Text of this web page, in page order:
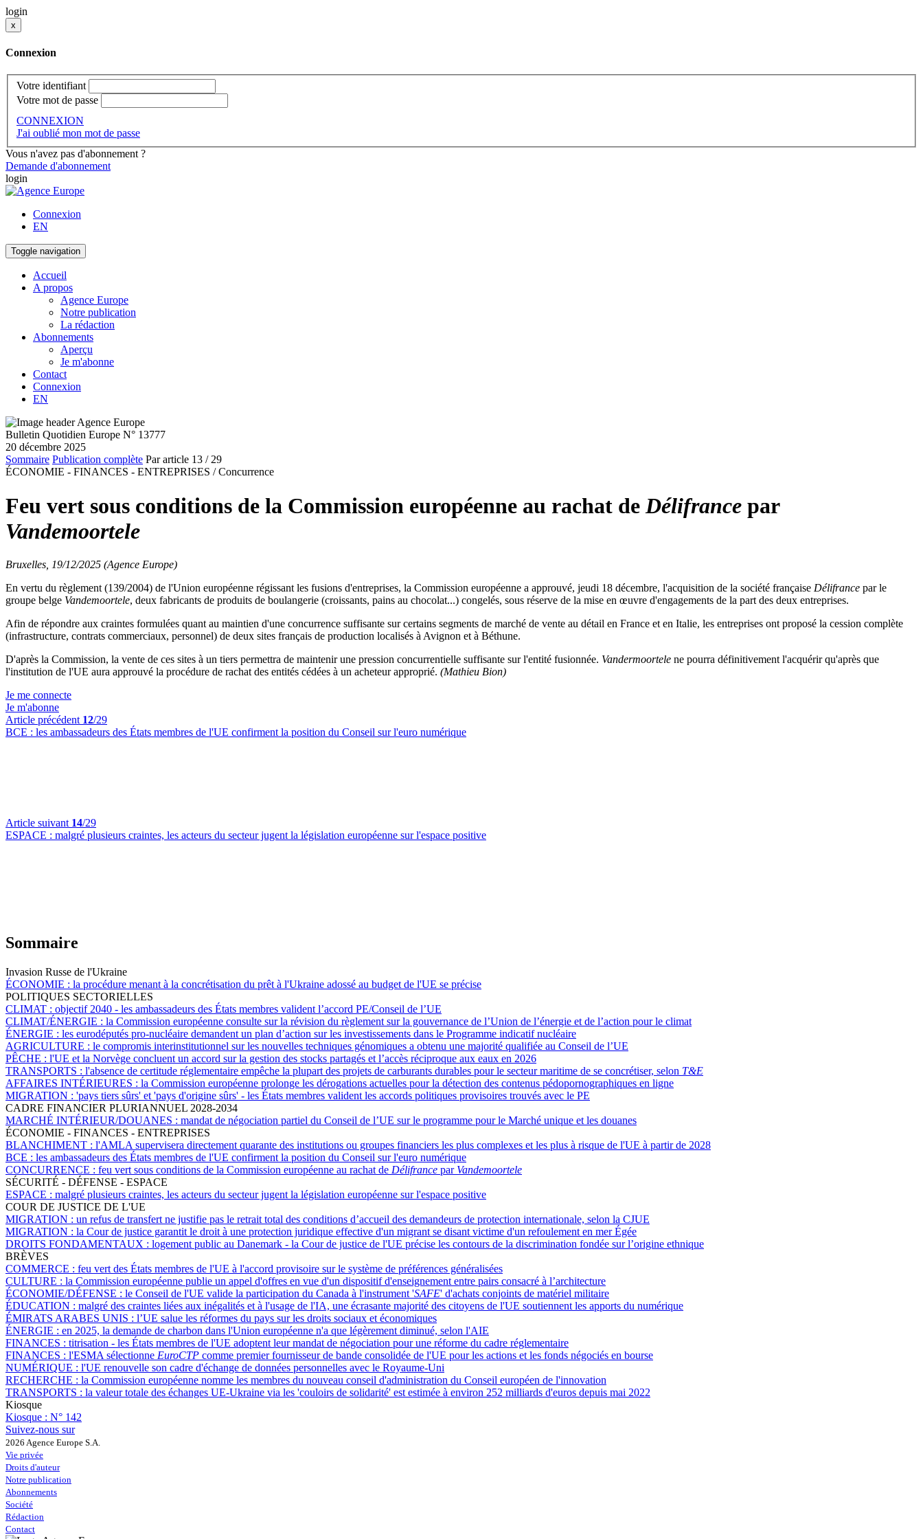
login
x
Connexion
Votre identifiant
Votre mot de passe
CONNEXION
J'ai oublié mon mot de passe
Vous n'avez pas d'abonnement ?
Demande d'abonnement
login
Connexion
EN
Toggle navigation
Accueil
A propos
Agence Europe
Notre publication
La rédaction
Abonnements
Aperçu
Je m'abonne
Contact
Connexion
EN
Bulletin Quotidien Europe N° 13777
20 décembre 2025
Sommaire Publication complète Par article 13 / 29
ÉCONOMIE - FINANCES - ENTREPRISES / Concurrence
Feu vert sous conditions de la Commission européenne au rachat de Délifrance par
Vandemoortele
Bruxelles, 19/12/2025 (Agence Europe)
En vertu du règlement (139/2004) de l'Union européenne régissant les fusions d'entreprises, la Commission européenne a approuvé, jeudi 18 décembre, l'acquisition de la société française Délifrance par le
groupe belge Vandemoortele, deux fabricants de produits de boulangerie (croissants, pains au chocolat...) congelés, sous réserve de la mise en œuvre d'engagements de la part des deux entreprises.
Afin de répondre aux craintes formulées quant au maintien d'une concurrence suffisante sur certains segments de marché de vente au détail en France et en Italie, les entreprises ont proposé la cession complète
(infrastructure, contrats commerciaux, personnel) de deux sites français de production localisés à Avignon et à Béthune.
D'après la Commission, la vente de ces sites à un tiers permettra de maintenir une pression concurrentielle suffisante sur l'entité fusionnée. Vandermoortele ne pourra définitivement l'acquérir qu'après que
l'institution de l'UE aura approuvé la procédure de rachat des entités cédées à un acheteur approprié. (Mathieu Bion)
Je me connecte
Je m'abonne
Article précédent 12/29
BCE : les ambassadeurs des États membres de l'UE confirment la position du Conseil sur l'euro numérique
Article suivant 14/29
ESPACE : malgré plusieurs craintes, les acteurs du secteur jugent la législation européenne sur l'espace positive
Sommaire
Invasion Russe de l'Ukraine
ÉCONOMIE : la procédure menant à la concrétisation du prêt à l'Ukraine adossé au budget de l'UE se précise
POLITIQUES SECTORIELLES
CLIMAT : objectif 2040 - les ambassadeurs des États membres valident l’accord PE/Conseil de l’UE
CLIMAT/ÉNERGIE : la Commission européenne consulte sur la révision du règlement sur la gouvernance de l’Union de l’énergie et de l’action pour le climat
ÉNERGIE : les eurodéputés pro-nucléaire demandent un plan d’action sur les investissements dans le Programme indicatif nucléaire
AGRICULTURE : le compromis interinstitutionnel sur les nouvelles techniques génomiques a obtenu une majorité qualifiée au Conseil de l’UE
PÊCHE : l'UE et la Norvège concluent un accord sur la gestion des stocks partagés et l’accès réciproque aux eaux en 2026
TRANSPORTS : l'absence de certitude réglementaire empêche la plupart des projets de carburants durables pour le secteur maritime de se concrétiser, selon T&E
AFFAIRES INTÉRIEURES : la Commission européenne prolonge les dérogations actuelles pour la détection des contenus pédopornographiques en ligne
MIGRATION : 'pays tiers sûrs' et 'pays d'origine sûrs' - les États membres valident les accords politiques provisoires trouvés avec le PE
CADRE FINANCIER PLURIANNUEL 2028-2034
MARCHÉ INTÉRIEUR/DOUANES : mandat de négociation partiel du Conseil de l’UE sur le programme pour le Marché unique et les douanes
ÉCONOMIE - FINANCES - ENTREPRISES
BLANCHIMENT : l'AMLA supervisera directement quarante des institutions ou groupes financiers les plus complexes et les plus à risque de l'UE à partir de 2028
BCE : les ambassadeurs des États membres de l'UE confirment la position du Conseil sur l'euro numérique
CONCURRENCE : feu vert sous conditions de la Commission européenne au rachat de Délifrance par Vandemoortele
SÉCURITÉ - DÉFENSE - ESPACE
ESPACE : malgré plusieurs craintes, les acteurs du secteur jugent la législation européenne sur l'espace positive
COUR DE JUSTICE DE L'UE
MIGRATION : un refus de transfert ne justifie pas le retrait total des conditions d’accueil des demandeurs de protection internationale, selon la CJUE
MIGRATION : la Cour de justice garantit le droit à une protection juridique effective d'un migrant se disant victime d'un refoulement en mer Égée
DROITS FONDAMENTAUX : logement public au Danemark - la Cour de justice de l'UE précise les contours de la discrimination fondée sur l’origine ethnique
BRÈVES
COMMERCE : feu vert des États membres de l'UE à l'accord provisoire sur le système de préférences généralisées
CULTURE : la Commission européenne publie un appel d'offres en vue d'un dispositif d'enseignement entre pairs consacré à l’architecture
ÉCONOMIE/DÉFENSE : le Conseil de l'UE valide la participation du Canada à l'instrument 'SAFE' d'achats conjoints de matériel militaire
ÉDUCATION : malgré des craintes liées aux inégalités et à l'usage de l'IA, une écrasante majorité des citoyens de l'UE soutiennent les apports du numérique
ÉMIRATS ARABES UNIS : l’UE salue les réformes du pays sur les droits sociaux et économiques
ÉNERGIE : en 2025, la demande de charbon dans l'Union européenne n'a que légèrement diminué, selon l'AIE
FINANCES : titrisation - les États membres de l'UE adoptent leur mandat de négociation pour une réforme du cadre réglementaire
FINANCES : l'ESMA sélectionne EuroCTP comme premier fournisseur de bande consolidée de l'UE pour les actions et les fonds négociés en bourse
NUMÉRIQUE : l'UE renouvelle son cadre d'échange de données personnelles avec le Royaume-Uni
RECHERCHE : la Commission européenne nomme les membres du nouveau conseil d'administration du Conseil européen de l'innovation
TRANSPORTS : la valeur totale des échanges UE-Ukraine via les 'couloirs de solidarité' est estimée à environ 252 milliards d'euros depuis mai 2022
Kiosque
Kiosque : N° 142
Suivez-nous sur
2026 Agence Europe S.A.
Vie privée
Droits d'auteur
Notre publication
Abonnements
Société
Rédaction
Contact